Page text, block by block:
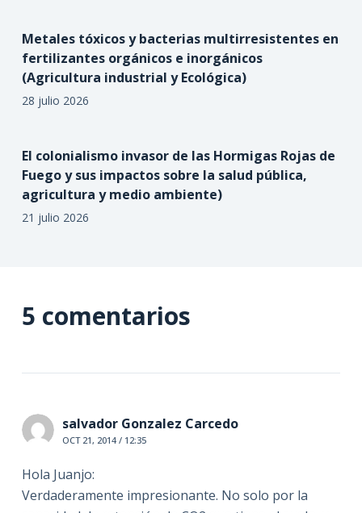
Metales tóxicos y bacterias multirresistentes en
fertilizantes orgánicos e inorgánicos
(Agricultura industrial y Ecológica)
28 julio 2026
El colonialismo invasor de las Hormigas Rojas de
Fuego y sus impactos sobre la salud pública,
agricultura y medio ambiente)
21 julio 2026
5 comentarios
salvador Gonzalez Carcedo
OCT 21, 2014 / 12:35
Hola Juanjo:
Verdaderamente impresionante. No solo por la